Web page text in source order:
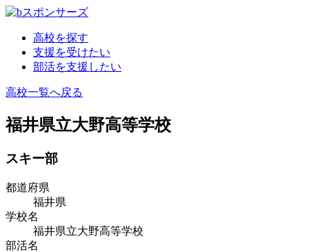
高校を探す
支援を受けたい
部活を支援したい
高校一覧へ戻る
福井県立大野高等学校
スキー部
都道府県
福井県
学校名
福井県立大野高等学校
部活名